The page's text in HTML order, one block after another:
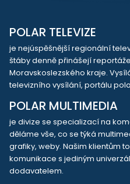
POLAR TELEVIZE
je nejúspěšnější regionální
štáby denně přinášejí
Moravskoslezského kraje.
televizního vysílání, portálu
POLAR MULTIMEDIA
je divize se specializací na
děláme vše, co se týká
grafiky, weby. Našim klientům
komunikace s jediným
dodavatelem.